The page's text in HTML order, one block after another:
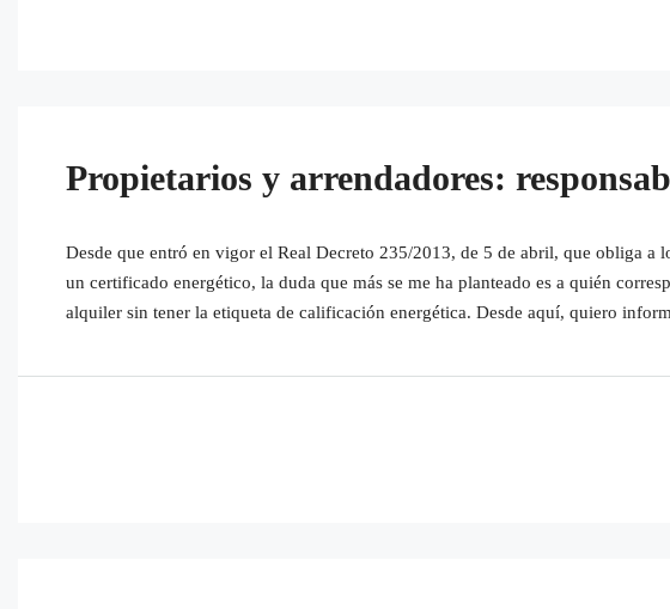
Propietarios y arrendadores:
Desde que entró en vigor el Real Decreto 235/2013, de 5 de abril, que obliga a
un certificado energético, la duda que más se me ha planteado es a quién
alquiler sin tener la etiqueta de calificación energética. Desde aquí, quiero